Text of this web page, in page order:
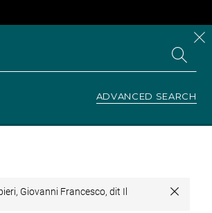
ADVANCED SEARCH
Giovanni Francesco, dit Il
Close
panel